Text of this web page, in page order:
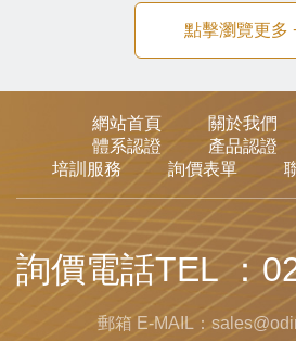
點擊瀏覽更多
網站首頁 關於我們
體系認證
產品認證
培訓服務
詢價表單
詢價電話TEL ：
郵箱 E-MAIL：